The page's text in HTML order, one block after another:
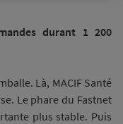
durant 1 200
Là, MACIF Santé
Le phare du Fastnet
plus stable. Puis